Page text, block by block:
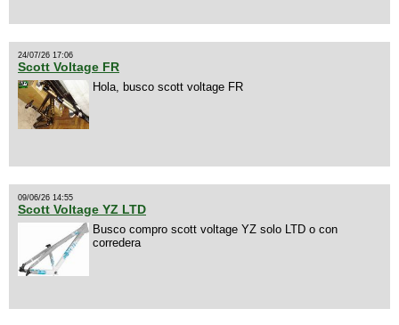
24/07/26 17:06
Scott Voltage FR
Hola, busco scott voltage FR
09/06/26 14:55
Scott Voltage YZ LTD
Busco compro scott voltage YZ solo LTD o con
corredera